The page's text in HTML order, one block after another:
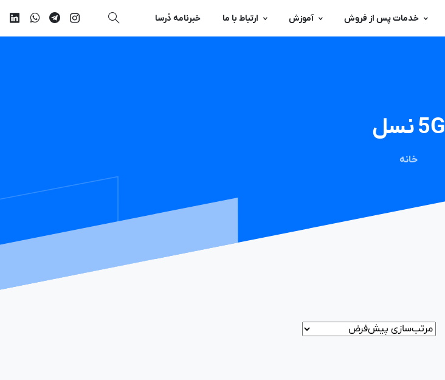
خدمات پس از فروش آموزش ارتباط با ما خبرنامه دُرسا
نسل5G
خانه